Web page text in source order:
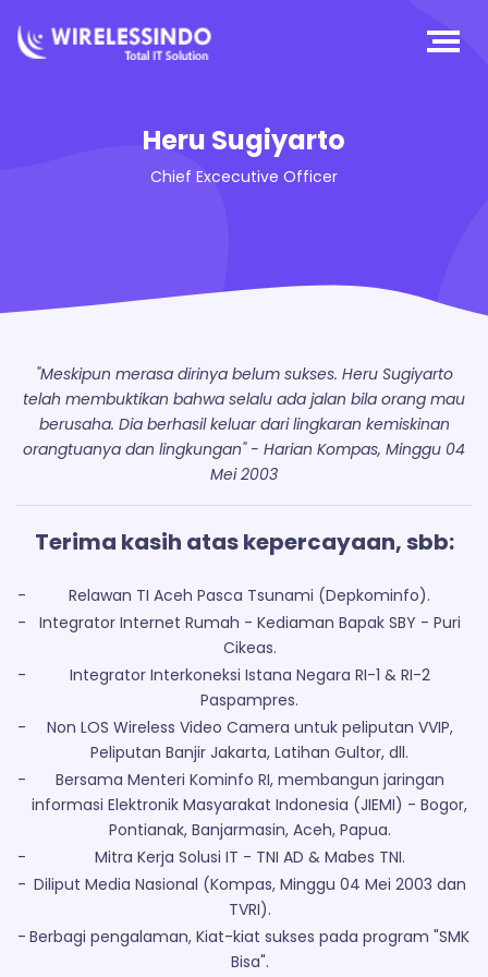
Heru Sugiyarto
Chief Excecutive Officer
"Meskipun merasa dirinya belum sukses. Heru Sugiyarto
telah membuktikan bahwa selalu ada jalan bila orang mau
berusaha. Dia berhasil keluar dari lingkaran kemiskinan
orangtuanya dan lingkungan" - Harian Kompas, Minggu 04
Mei 2003
Terima kasih atas kepercayaan, sbb:
-
Relawan TI Aceh Pasca Tsunami (Depkominfo).
-
Integrator Internet Rumah - Kediaman Bapak SBY - Puri
Cikeas.
-
Integrator Interkoneksi Istana Negara RI-1 & RI-2
Paspampres.
-
Non LOS Wireless Video Camera untuk peliputan VVIP,
Peliputan Banjir Jakarta, Latihan Gultor, dll.
-
Bersama Menteri Kominfo RI, membangun jaringan
informasi Elektronik Masyarakat Indonesia (JIEMI) - Bogor,
Pontianak, Banjarmasin, Aceh, Papua.
-
Mitra Kerja Solusi IT - TNI AD & Mabes TNI.
- Diliput Media Nasional (Kompas, Minggu 04 Mei 2003 dan
TVRI).
- Berbagi pengalaman, Kiat-kiat sukses pada program "SMK
Bisa".